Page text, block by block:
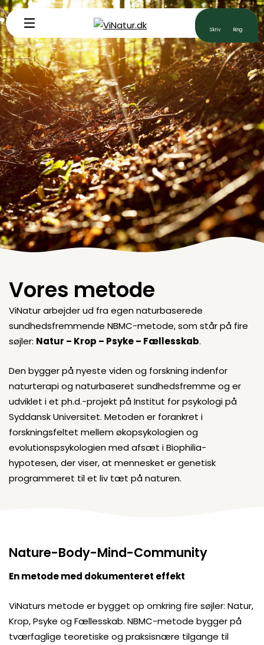
Uddannelse
Workshops
Foredrag
Ledelse
Åndedræt
Vores metode
ViNatur arbejder ud fra egen naturbaserede
sundhedsfremmende NBMC-metode, som står på fire
søjler: Natur – Krop – Psyke – Fællesskab.
Den bygger på nyeste viden og forskning indenfor
naturterapi og naturbaseret sundhedsfremme og er
udviklet i et ph.d.-projekt på Institut for psykologi på
Syddansk Universitet. Metoden er forankret i
forskningsfeltet mellem økopsykologien og
evolutionspsykologien med afsæt i Biophilia-
hypotesen, der viser, at mennesket er genetisk
programmeret til et liv tæt på naturen.
Nature-Body-Mind-Community
En metode med dokumenteret effekt
ViNaturs metode er bygget op omkring fire søjler: Natur,
Krop, Psyke og Fællesskab. NBMC-metode bygger på
tværfaglige teoretiske og praksisnære tilgange til